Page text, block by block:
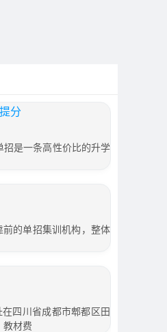
分
招是一条高性价比的升学
前的单招集训机构，整体
四川省成都市郫都区田
教材费